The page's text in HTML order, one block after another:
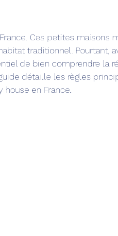
Ces petites maisons
traditionnel. Pourtant,
de bien comprendre la
détaille les règles
en France.